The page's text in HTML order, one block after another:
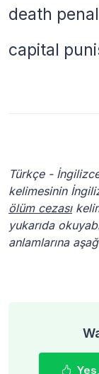
death
capital
Türkçe -
kelimesinin
ölüm cezası
yukarıda
anlamlarına